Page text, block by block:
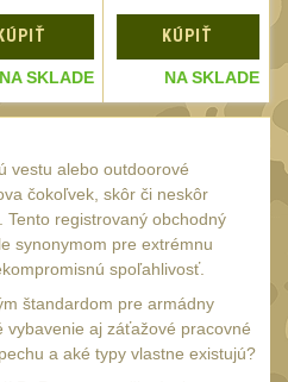
NA SKLADE
KÚPIŤ
NA SKLADE
vestu alebo outdoorové
čokoľvek, skôr či neskôr
registrovaný obchodný
synonymom pre extrémnu
spoľahlivosť.
štandardom pre armádny
aj záťažové pracovné
a aké typy vlastne existujú?